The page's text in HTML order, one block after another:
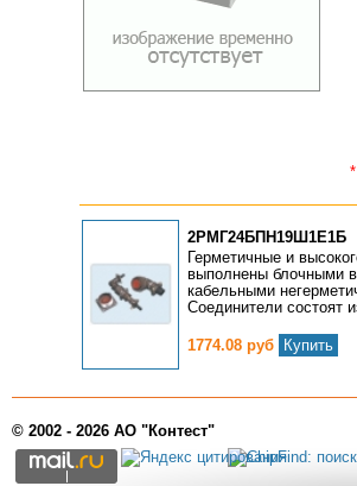
*
2РМГ24БПН19Ш1Е1Б
Герметичные и
выполнены блочными
кабельными
Соединители состоят
1774.08 руб Купить
© 2002 - 2026 АО "Контест"